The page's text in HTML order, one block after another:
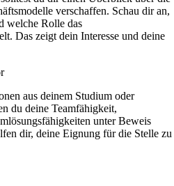
verschaffen. Schau dir an,
welche Rolle das
Das zeigt dein Interesse und deine
aus deinem Studium oder
du deine Teamfähigkeit,
unter Beweis
dir, deine Eignung für die Stelle zu